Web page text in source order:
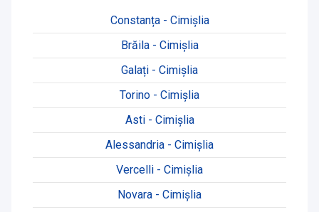
Constanța - Cimişlia
Brăila - Cimişlia
Galați - Cimişlia
Torino - Cimişlia
Asti - Cimişlia
Alessandria - Cimişlia
Vercelli - Cimişlia
Novara - Cimişlia